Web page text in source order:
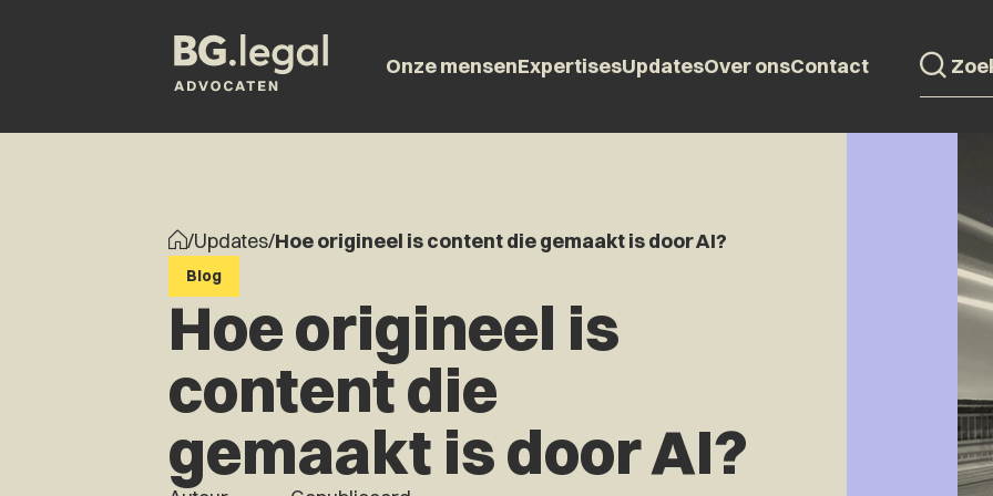
Onze mensenExpertisesUpdatesOver onsContact
/Updates/Hoe origineel is content die gemaakt is door AI?
Blog
Hoe origineel is
content die
gemaakt is door AI?